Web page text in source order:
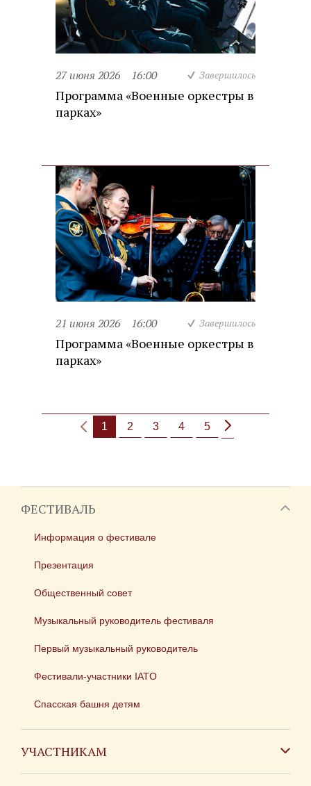
27 июня 2026 16:00 Завершилось
Программа «Военные оркестры в
парках»
21 июня 2026 16:00 Завершилось
Программа «Военные оркестры в
парках»
1 2 3 4 5
ФЕСТИВАЛЬ
Информация о фестивале
Презентация
Общественный совет
Музыкальный руководитель фестиваля
Первый музыкальный руководитель
Фестивали-участники IATO
Спасская башня детям
УЧАСТНИКАМ